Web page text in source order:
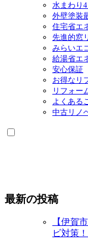
水まわり
外壁塗装
住宅省エ
先進的窓
みらいエ
給湯省エ
安心保証
お得なリ
リフォー
よくある
中古リノ
最新の投稿
【伊賀
ビ対策